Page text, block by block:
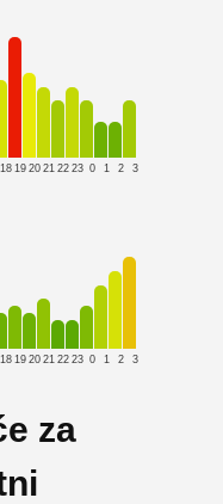
18 19 20 21 22 23 0 1 2 3
18 19 20 21 22 23 0 1 2 3
za